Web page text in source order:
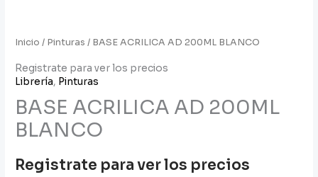
Inicio / Pinturas / BASE ACRILICA AD 200ML BLANCO
Registrate para ver los precios
Librería, Pinturas
BASE ACRILICA AD 200ML
BLANCO
Registrate para ver los precios